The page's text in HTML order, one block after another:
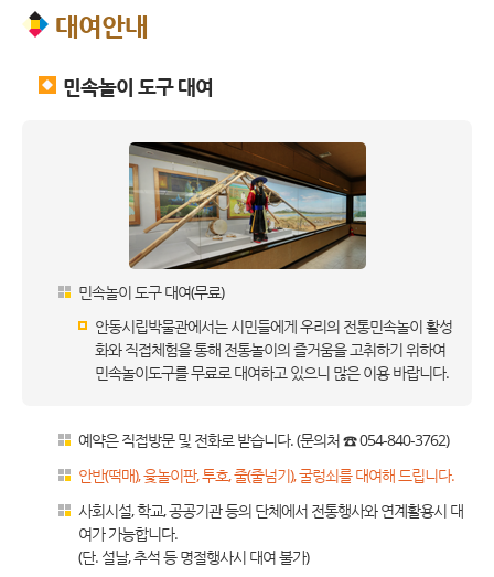
대여안내
민속놀이 도구 대여
민속놀이 도구 대여(무료)
안동시립박물관에서는 시민들에게 우리의 전통민속놀이 활성
화와 직접체험을 통해 전통놀이의 즐거움을 고취하기 위하여
민속놀이도구를 무료로 대여하고 있으니 많은 이용 바랍니다.
예약은 직접방문 및 전화로 받습니다. (문의처 ☎ 054-840-3762)
안반(떡매), 윷놀이판, 투호, 줄(줄넘기), 굴렁쇠를 대여해 드립니다.
사회시설, 학교, 공공기관 등의 단체에서 전통행사와 연계활용시 대
여가 가능합니다.
(단. 설날, 추석 등 명절행사시 대여 불가)